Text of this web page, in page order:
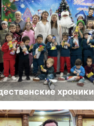
хроники